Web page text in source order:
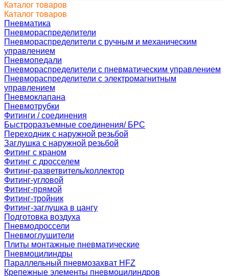
Каталог товаров
Каталог товаров
Пневматика
Пневмораспределители
Пневмораспределители с ручным и механическим
управлением
Пневмопедали
Пневмораспределители с пневматическим управлением
Пневмораспределители с электромагнитным
управлением
Пневмоклапана
Пневмотрубки
Фитинги / соединения
Быстроразъемные соединения/ БРС
Переходник с наружной резьбой
Заглушка с наружной резьбой
Фитинг с краном
Фитинг с дросселем
Фитинг-разветвитель/коллектор
Фитинг-угловой
Фитинг-прямой
Фитинг-тройник
Фитинг-заглушка в цангу
Подготовка воздуха
Пневмодроссели
Пневмоглушители
Плиты монтажные пневматические
Пневмоцилиндры
Параллельный пневмозахват HFZ
Крепежные элементы пневмоцилиндров